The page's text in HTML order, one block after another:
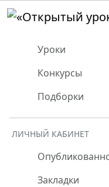
Уроки
Конкурсы
Подборки
ЛИЧНЫЙ КАБИНЕТ
Закладки